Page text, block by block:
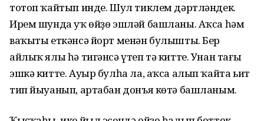
тотоп ҡайтып инде. Шул тиклем дәртләндек.
Ирем шунда уҡ өйҙө эшләй башланы. Аҡса һәм
ваҡыты еткәнсә йорт менән булышты. Бер
айлыҡ ялы һә тигәнсә үтеп тә китте. Унан тағы
эшкә китте. Ауыр булһа ла, аҡса алып ҡайта ьит
тип йыуанып, артабан донъя көтә башланым.